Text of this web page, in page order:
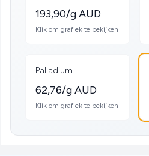
193,90/g AUD
Klik om grafiek te bekijken
Palladium
62,76/g AUD
Klik om grafiek te bekijken